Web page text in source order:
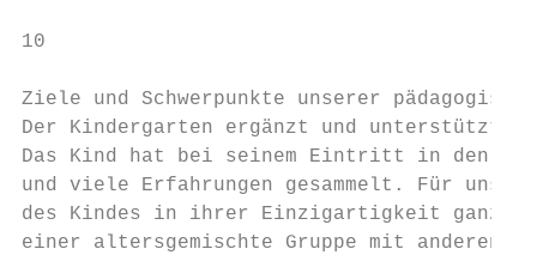
10
Ziele und Schwerpunkte unserer
Der Kindergarten ergänzt und unterstützt
Das Kind hat bei seinem Eintritt in den
und viele Erfahrungen gesammelt. Für uns
des Kindes in ihrer Einzigartigkeit
einer altersgemischte Gruppe mit anderen